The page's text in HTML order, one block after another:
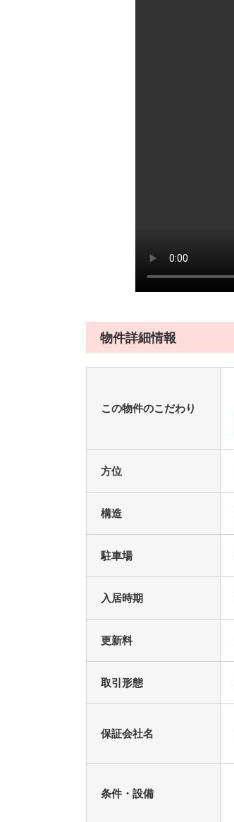
物件詳細情報
この物件のこだわり
方位
構造
駐車場
入居時期
更新料
取引形態
保証会社名
条件・設備